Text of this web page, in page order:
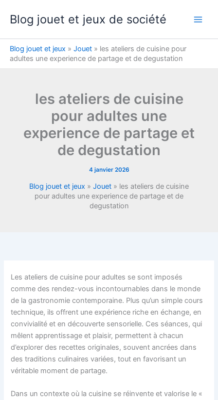
Blog jouet et jeux de société
Blog jouet et jeux » Jouet » les ateliers de cuisine pour
adultes une experience de partage et de degustation
les ateliers de cuisine
pour adultes une
experience de partage et
de degustation
4 janvier 2026
Blog jouet et jeux » Jouet » les ateliers de cuisine
pour adultes une experience de partage et de
degustation
Les ateliers de cuisine pour adultes se sont imposés
comme des rendez-vous incontournables dans le monde
de la gastronomie contemporaine. Plus qu’un simple cours
technique, ils offrent une expérience riche en échange, en
convivialité et en découverte sensorielle. Ces séances, qui
mêlent apprentissage et plaisir, permettent à chacun
d’explorer des recettes originales, souvent ancrées dans
des traditions culinaires variées, tout en favorisant un
véritable moment de partage.
Dans un contexte où la cuisine se réinvente et valorise le «